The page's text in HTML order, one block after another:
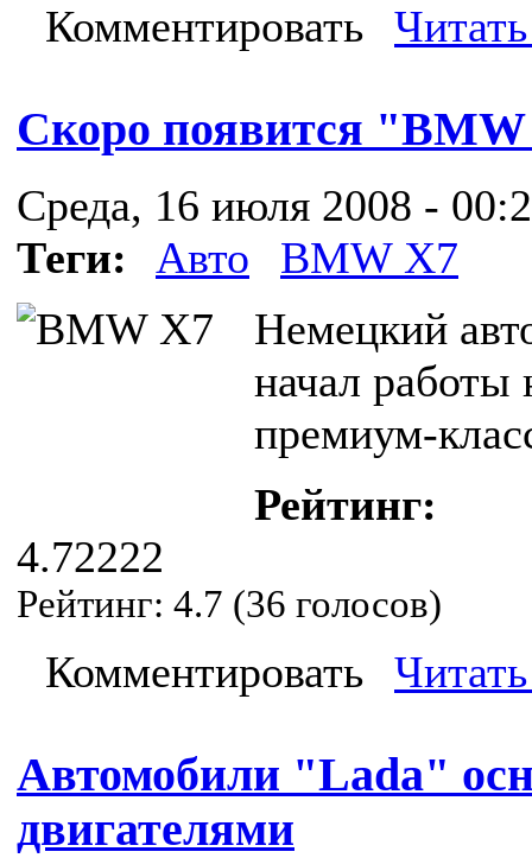
Комментировать
Скоро появится
Среда, 16 июля 2008 -
Теги:
Авто
BMW X7
Немецкий
начал работы
премиум-
Рейтинг:
4.72222
Рейтинг: 4.7 (36 голосов)
Комментировать
Автомобили "Lada"
двигателями